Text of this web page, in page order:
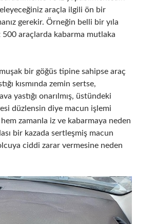
araçla ilgili ön bir
gerekir. Örneğin belli bir yıla
500 araçlarda kabarma mutlaka
bir göğüs tipine sahipse araç
kısmında zemin sertse,
yastığı onarılmış, üstündeki
düzlensin diye macun işlemi
zamanla iz ve kabarmaya neden
bir kazada sertleşmiş macun
ciddi zarar vermesine neden